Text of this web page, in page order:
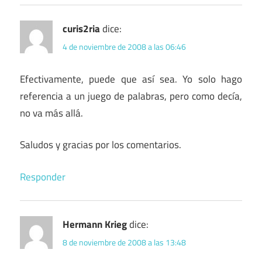
curis2riadice:
4 de noviembre de 2008 a las 06:46
Efectivamente, puede que así sea. Yo solo hago
referencia a un juego de palabras, pero como decía,
no va más allá.
Saludos y gracias por los comentarios.
Responder
Hermann Kriegdice:
8 de noviembre de 2008 a las 13:48